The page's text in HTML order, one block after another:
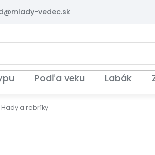
vedec.sk
Podľa veku Labák
a rebríky